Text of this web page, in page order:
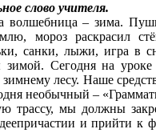
слово учителя.
– зима.
мороз раскрасил
санки, лыжи, игра в
зимой. Сегодня на
лесу. Наше
необычный –
трассу, мы должны
деепричастии и прийти